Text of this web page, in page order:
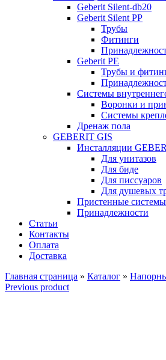
Geberit Silent-db20
Geberit Silent PP
Трубы
Фитинги
Geberit PE
Трубы и
Системы
Воронки и
Системы
Дренаж пола
GEBERIT GIS
Инсталляции
Для унитазов
Для биде
Для писсуаров
Для душевых
Пристенные системы
Принадлежности
Статьи
Контакты
Оплата
Доставка
Главная страница » Каталог »
Previous product